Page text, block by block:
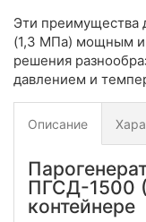
Эти преимущества
(1,3 МПа) мощным и
решения
давлением и
Описание
ПГСД-1500
контейнере